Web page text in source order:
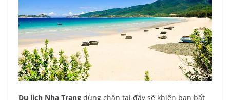
Du lịch Nha Trang dừng chân tại đây sẽ khiến bạn bất